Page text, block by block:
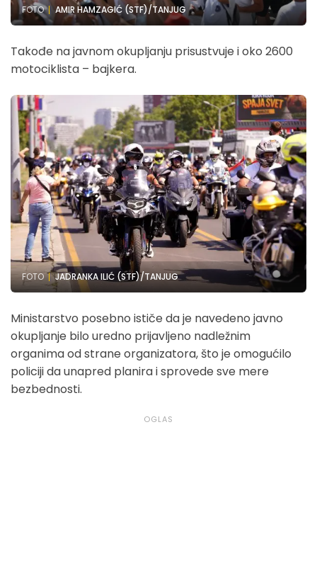
FOTO AMIR HAMZAGIĆ (STF)/TANJUG
Takođe na javnom okupljanju prisustvuje i oko 2600
motociklista – bajkera.
FOTO JADRANKA ILIĆ (STF)/TANJUG
Ministarstvo posebno ističe da je navedeno javno
okupljanje bilo uredno prijavljeno nadležnim
organima od strane organizatora, što je omogućilo
policiji da unapred planira i sprovede sve mere
bezbednosti.